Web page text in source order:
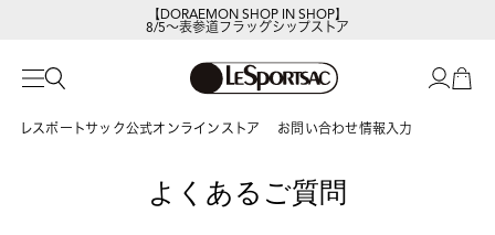
【DORAEMON SHOP IN SHOP】
8/5～表参道フラッグシップストア
レスポートサック公式オンラインストア お問い合わせ情報入力
よくあるご質問